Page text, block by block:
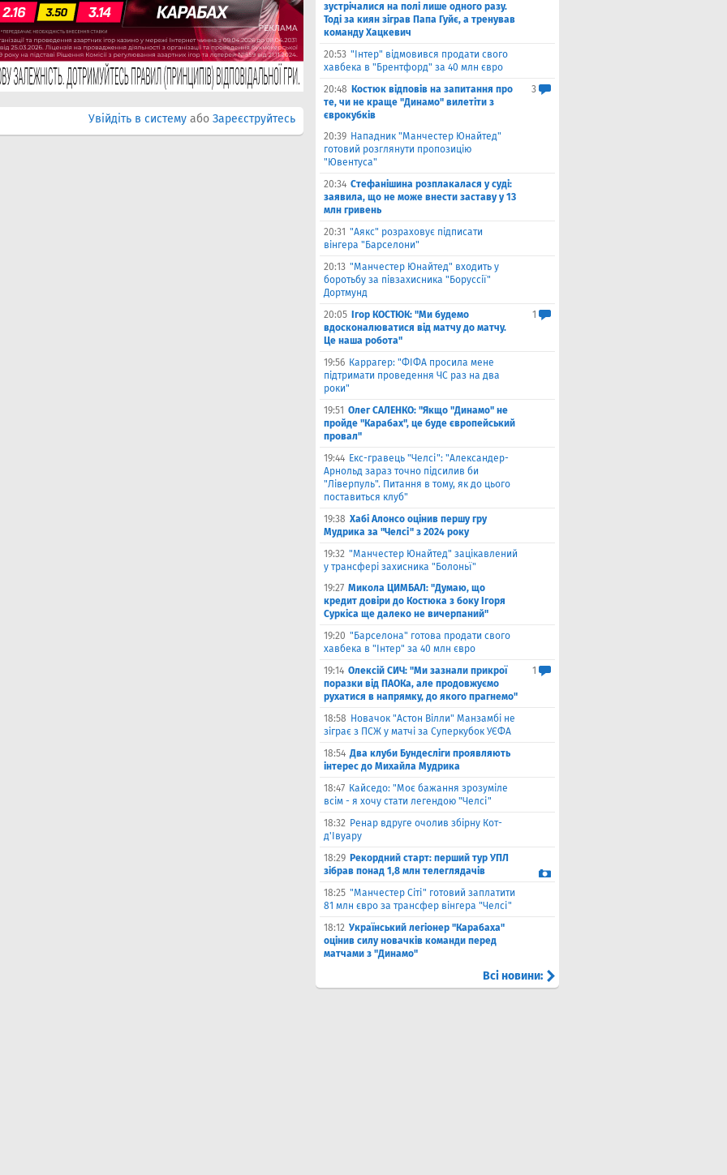
Увійдіть в систему або Зареєструйтесь
зустрічалися на полі лише одного разу.
Тоді за киян зіграв Папа Гуйє, а тренував
команду Хацкевич
20:53 "Інтер" відмовився продати свого
хавбека в "Брентфорд" за 40 млн євро
20:48 Костюк відповів на запитання про
те, чи не краще "Динамо" вилетіти з
єврокубків
3
20:39 Нападник "Манчестер Юнайтед"
готовий розглянути пропозицію
"Ювентуса"
20:34 Стефанішина розплакалася у суді:
заявила, що не може внести заставу у 13
млн гривень
20:31 "Аякс" розраховує підписати
вінгера "Барселони"
20:13 "Манчестер Юнайтед" входить у
боротьбу за півзахисника "Боруссії"
Дортмунд
20:05
Ігор КОСТЮК: "Ми будемо
вдосконалюватися від матчу до матчу.
Це наша робота"
1
19:56 Каррагер: "ФІФА просила мене
підтримати проведення ЧС раз на два
роки"
19:51 Олег САЛЕНКО: "Якщо "Динамо" не
пройде "Карабах", це буде європейський
провал"
19:44 Екс-гравець "Челсі": "Александер-
Арнольд зараз точно підсилив би
"Ліверпуль". Питання в тому, як до цього
поставиться клуб"
19:38 Хабі Алонсо оцінив першу гру
Мудрика за "Челсі" з 2024 року
19:32 "Манчестер Юнайтед" зацікавлений
у трансфері захисника "Болоньї"
19:27 Микола ЦИМБАЛ: "Думаю, що
кредит довіри до Костюка з боку Ігоря
Суркіса ще далеко не вичерпаний"
19:20 "Барселона" готова продати свого
хавбека в "Інтер" за 40 млн євро
19:14 Олексій СИЧ: "Ми зазнали прикрої
поразки від ПАОКа, але продовжуємо
рухатися в напрямку, до якого прагнемо"
1
18:58 Новачок "Астон Вілли" Манзамбі не
зіграє з ПСЖ у матчі за Суперкубок УЄФА
18:54 Два клуби Бундесліги проявляють
інтерес до Михайла Мудрика
18:47 Кайседо: "Моє бажання зрозуміле
всім - я хочу стати легендою "Челсі"
18:32 Ренар вдруге очолив збірну Кот-
д'Івуару
18:29 Рекордний старт: перший тур УПЛ
зібрав понад 1,8 млн телеглядачів
18:25 "Манчестер Сіті" готовий заплатити
81 млн євро за трансфер вінгера "Челсі"
18:12 Український легіонер "Карабаха"
оцінив силу новачків команди перед
матчами з "Динамо"
Всі новини: